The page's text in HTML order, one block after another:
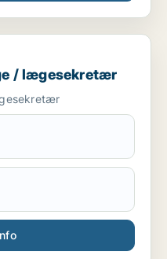
/ lægesekretær